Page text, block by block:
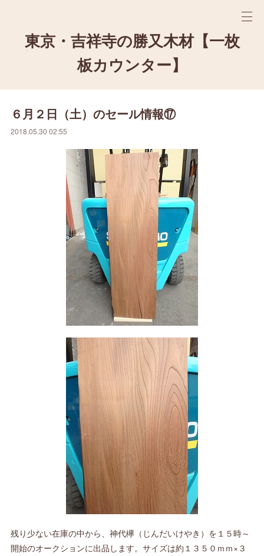
東京・吉祥寺の勝又木材【一枚
板カウンター】
６月２日（土）のセール情報⑰
2018.05.30 02:55
残り少ない在庫の中から、神代欅（じんだいけやき）を１５時～
開始のオークションに出品します。サイズは約１３５０ｍｍ×３